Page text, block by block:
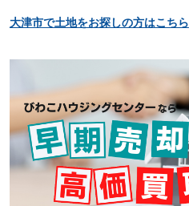
大津市で土地をお探しの方はこちら